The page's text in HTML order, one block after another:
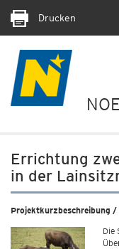
Drucken
Errichtung
in der
Projektkurzbeschreibung /
Die